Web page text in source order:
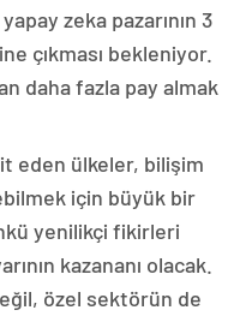
zeka pazarının 3
çıkması bekleniyor.
daha fazla pay almak
eden ülkeler, bilişim
için büyük bir
yenilikçi fikirleri
kazananı olacak.
özel sektörün de